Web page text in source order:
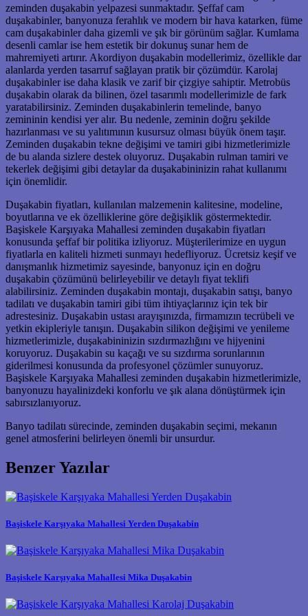
zeminden duşakabin yelpazesi sunmaktadır. Şeffaf cam
duşakabinler, banyonuza ferahlık ve modern bir hava katarken, füme
cam duşakabinler daha gizemli ve şık bir görünüm sağlar. Kumlama
desenli camlar ise hem estetik bir dokunuş sunar hem de
mahremiyeti artırır. Akordiyon duşakabin modellerimiz, özellikle dar
alanlarda yerden tasarruf sağlayan pratik bir çözümdür. Karolaj
duşakabinler ise daha klasik ve zarif bir çizgiye sahiptir. Metrobüs
duşakabin olarak da bilinen, özel tasarımlı modellerimizle de fark
yaratabilirsiniz. Zeminden duşakabinlerin temelinde, banyo
zemininin kendisi yer alır. Bu nedenle, zeminin doğru şekilde
hazırlanması ve su yalıtımının kusursuz olması büyük önem taşır.
Zeminden duşakabin tekne değişimi ve tamiri gibi hizmetlerimizle
de bu alanda sizlere destek oluyoruz. Duşakabin rulman tamiri ve
tekerlek değişimi gibi detaylar da duşakabininizin rahat kullanımı
için önemlidir.
Duşakabin fiyatları, kullanılan malzemenin kalitesine, modeline,
boyutlarına ve ek özelliklerine göre değişiklik göstermektedir.
Başiskele Karşıyaka Mahallesi zeminden duşakabin fiyatları
konusunda şeffaf bir politika izliyoruz. Müşterilerimize en uygun
fiyatlarla en kaliteli hizmeti sunmayı hedefliyoruz. Ücretsiz keşif ve
danışmanlık hizmetimiz sayesinde, banyonuz için en doğru
duşakabin çözümünü belirleyebilir ve detaylı fiyat teklifi
alabilirsiniz. Zeminden duşakabin montajı, duşakabin satışı, banyo
tadilatı ve duşakabin tamiri gibi tüm ihtiyaçlarınız için tek bir
adrestesiniz. Duşakabin ustası arayışınızda, firmamızın tecrübeli ve
yetkin ekipleriyle tanışın. Duşakabin silikon değişimi ve yenileme
hizmetlerimizle, duşakabininizin sızdırmazlığını ve hijyenini
koruyoruz. Duşakabin su kaçağı ve su sızdırma sorunlarının
giderilmesi konusunda da profesyonel çözümler sunuyoruz.
Başiskele Karşıyaka Mahallesi zeminden duşakabin hizmetlerimizle,
banyonuzu hayalinizdeki konforlu ve şık alana dönüştürmek için
sabırsızlanıyoruz.
Banyo tadilatı sürecinde, zeminden duşakabin seçimi, mekanın
genel atmosferini belirleyen önemli bir unsurdur.
Benzer Yazılar
Başiskele Karşıyaka Mahallesi Yerden Duşakabin
Başiskele Karşıyaka Mahallesi Mika Duşakabin